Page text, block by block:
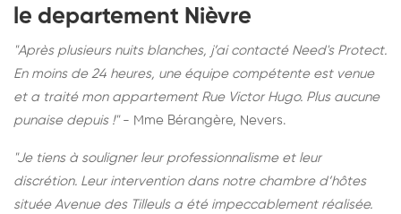
le departement Nièvre
"Après plusieurs nuits blanches, j’ai contacté Need's Protect.
En moins de 24 heures, une équipe compétente est venue
et a traité mon appartement Rue Victor Hugo. Plus aucune
punaise depuis !" - Mme Bérangère, Nevers.
"Je tiens à souligner leur professionnalisme et leur
discrétion. Leur intervention dans notre chambre d’hôtes
située Avenue des Tilleuls a été impeccablement réalisée.